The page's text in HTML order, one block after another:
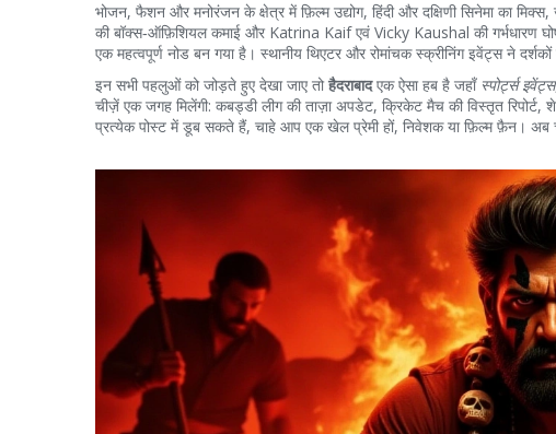
भोजन, फैशन और मनोरंजन के क्षेत्र मेंफ़िल्म उद्योग, हिंदी और दक्षिणी सिनेमा का
की बॉक्स‑ऑफ़िशियल कमाई और Katrina Kaif एवं Vicky Kaushal की गर्भधारण
एक महत्वपूर्ण नोड बन गया है। स्थानीय थिएटर और रोमांचक स्क्रीनिंग इवेंट्स ने
इन सभी पहलुओं को जोड़ते हुए देखा जाए तोहैदराबादएक ऐसा हब है जहाँ स्पोर्ट्स इवेंट्स
चीज़ें एक जगह मिलेंगी: कबड्डी लीग की ताज़ा अपडेट, क्रिकेट मैच की विस्तृत
प्रत्येक पोस्ट में डूब सकते हैं, चाहे आप एक खेल प्रेमी हों, निवेशक या फ़िल्म फ़ैन।